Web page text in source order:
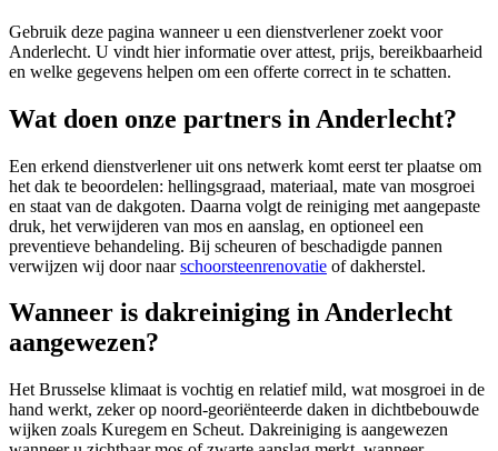
Gebruik deze pagina wanneer u een dienstverlener zoekt voor
Anderlecht. U vindt hier informatie over attest, prijs, bereikbaarheid
en welke gegevens helpen om een offerte correct in te schatten.
Wat doen onze partners in Anderlecht?
Een erkend dienstverlener uit ons netwerk komt eerst ter plaatse om
het dak te beoordelen: hellingsgraad, materiaal, mate van mosgroei
en staat van de dakgoten. Daarna volgt de reiniging met aangepaste
druk, het verwijderen van mos en aanslag, en optioneel een
preventieve behandeling. Bij scheuren of beschadigde pannen
verwijzen wij door naarschoorsteenrenovatie of dakherstel.
Wanneer is dakreiniging in Anderlecht
aangewezen?
Het Brusselse klimaat is vochtig en relatief mild, wat mosgroei in de
hand werkt, zeker op noord-georiënteerde daken in dichtbebouwde
wijken zoals Kuregem en Scheut. Dakreiniging is aangewezen